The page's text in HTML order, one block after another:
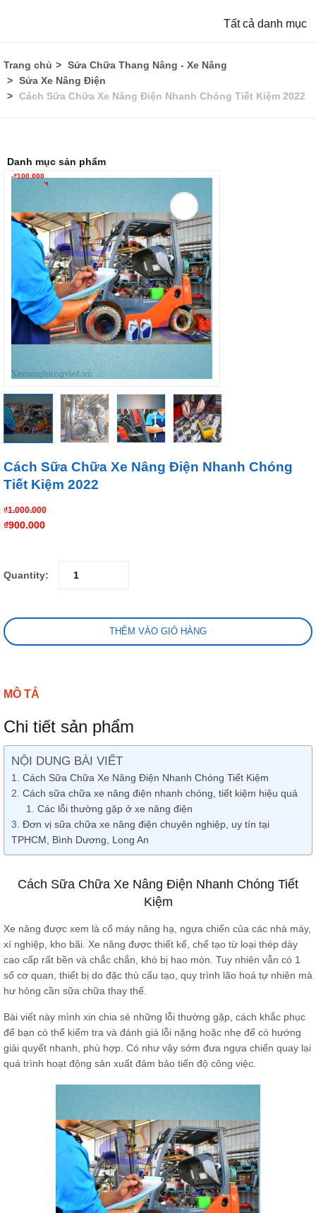
Tất cả danh mục
Trang chủ
Sửa Chữa Thang Nâng - Xe Nâng
Sửa Xe Nâng Điện
Cách Sữa Chữa Xe Nâng Điện Nhanh Chóng Tiết Kiệm 2022
Danh mục sản phẩm
-₫100.000
Cách Sữa Chữa Xe Nâng Điện Nhanh Chóng
Tiết Kiệm 2022
₫1.000.000
₫900.000
Quantity:
THÊM VÀO GIỎ HÀNG
MÔ TẢ
Chi tiết sản phẩm
NỘI DUNG BÀI VIẾT
Cách Sữa Chữa Xe Nâng Điện Nhanh Chóng Tiết Kiệm
Cách sữa chữa xe nâng điện nhanh chóng, tiết kiệm hiệu quả
Các lỗi thường gặp ở xe nâng điện
Đơn vị sữa chữa xe nâng điện chuyên nghiệp, uy tín tại
TPHCM, Bình Dương, Long An
Cách Sữa Chữa Xe Nâng Điện Nhanh Chóng Tiết
Kiệm
Xe nâng được xem là cổ máy nâng hạ, ngựa chiến của các nhà máy,
xí nghiệp, kho bãi. Xe nâng được thiết kế, chế tạo từ loại thép dày
cao cấp rất bền và chắc chắn, khó bị hao mòn. Tuy nhiên vẫn có 1
số cơ quan, thiết bị do đặc thù cấu tạo, quy trình lão hoá tự nhiên mà
hư hỏng cần sữa chữa thay thế.
Bài viết này mình xin chia sẻ những lỗi thường gặp, cách khắc phục
để bạn có thể kiểm tra và đánh giá lỗi nặng hoặc nhẹ để có hướng
giải quyết nhanh, phù hợp. Có như vậy sớm đưa ngựa chiến quay lại
quá trình hoạt động sản xuất đảm bảo tiến độ công việc.